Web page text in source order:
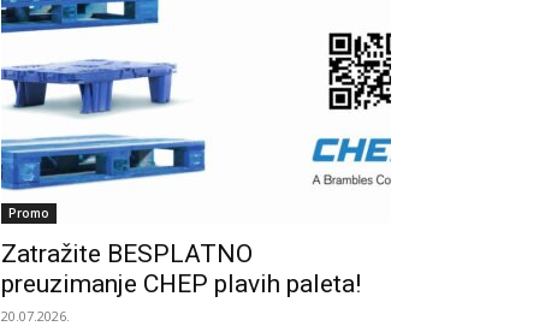
Promo
Zatražite BESPLATNO
preuzimanje CHEP plavih paleta!
20.07.2026.